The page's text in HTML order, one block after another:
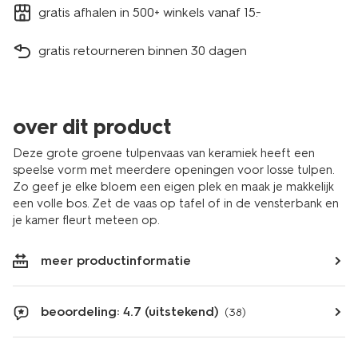
gratis afhalen in 500+ winkels vanaf 15.-
gratis retourneren binnen 30 dagen
over dit product
Deze grote groene tulpenvaas van keramiek heeft een
speelse vorm met meerdere openingen voor losse tulpen.
Zo geef je elke bloem een eigen plek en maak je makkelijk
een volle bos. Zet de vaas op tafel of in de vensterbank en
je kamer fleurt meteen op.
meer productinformatie
beoordeling: 4.7 (uitstekend) (38)